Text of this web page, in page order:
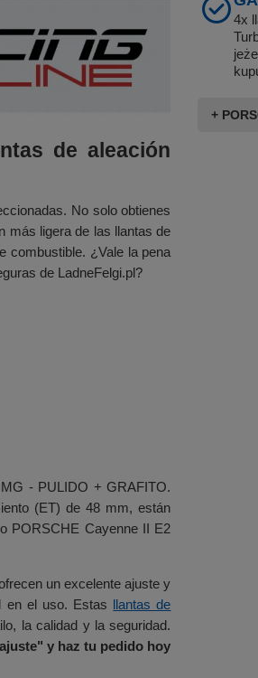
de aleación
No solo obtienes
más ligera de las llantas de
combustible. ¿Vale la pena
de LadneFelgi.pl?
- PULIDO + GRAFITO.
(ET) de 48 mm, están
PORSCHE Cayenne II E2
un excelente ajuste y
en el uso. Estas llantas de
la calidad y la seguridad.
y haz tu pedido hoy
4x
+